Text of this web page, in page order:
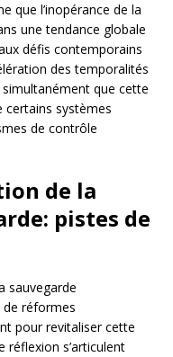
que l’inopérance de la
une tendance globale
défis contemporains
des temporalités
que cette
certains systèmes
de contrôle
de la
pistes de
sauvegarde
réformes
pour revitaliser cette
réflexion s’articulent